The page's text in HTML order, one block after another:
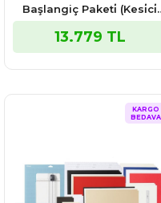
Başlangiç Paketi̇ (Kesi̇ci̇
Maki̇ne + Sarf
Paketi̇)
13.779 TL
KARGO
BEDAVA